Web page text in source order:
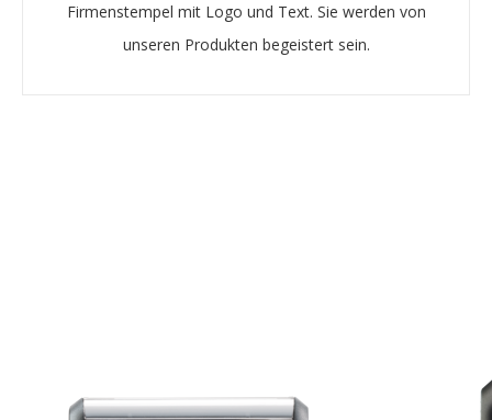
Firmenstempel mit Logo und Text. Sie werden von
unseren Produkten begeistert sein.